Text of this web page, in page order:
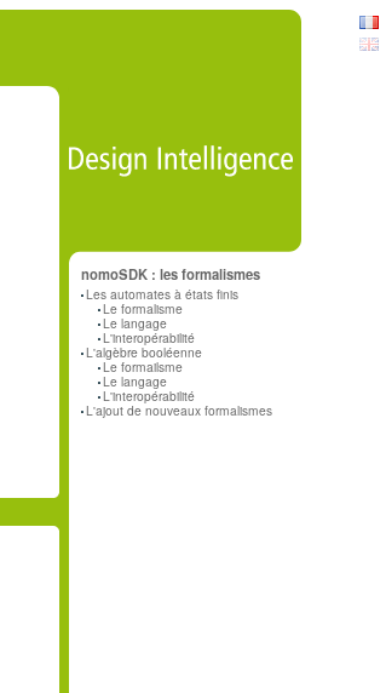
nomoSDK : les formalismes
Les automates à états finis
Le formalisme
Le langage
L'interopérabilité
L'algèbre booléenne
Le formailsme
Le langage
L'interopérabilité
L'ajout de nouveaux formalismes